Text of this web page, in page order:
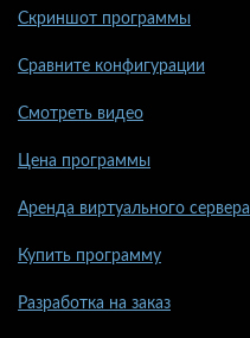
Скриншот программы
Сравните конфигурации
Смотреть видео
Цена программы
Аренда виртуального сервера
Купить программу
Разработка на заказ